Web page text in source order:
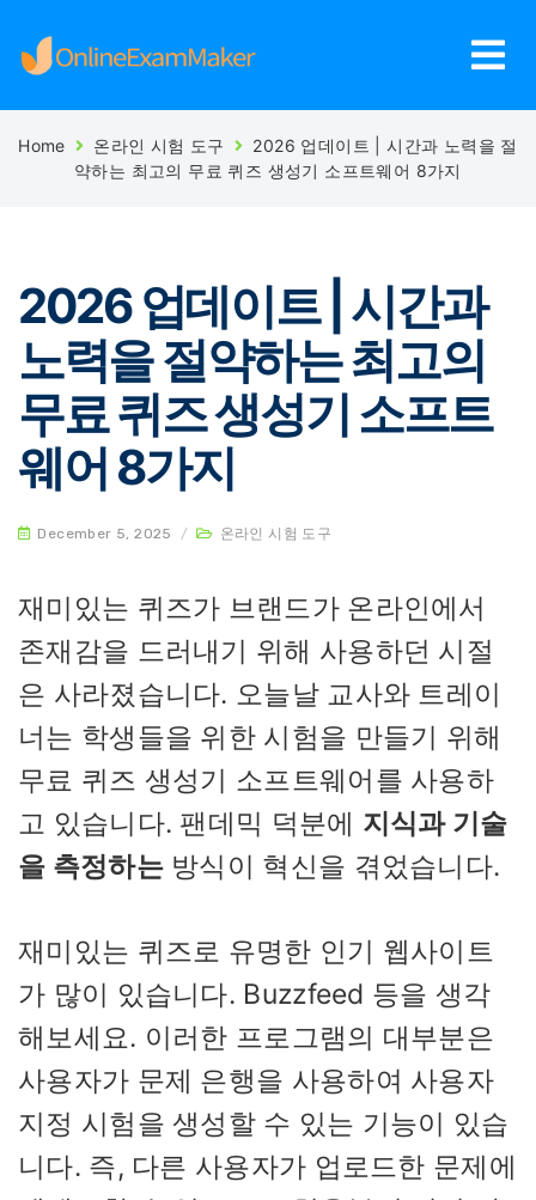
Home 온라인 시험 도구
2026 업데이트 | 시간과 노력을 절
약하는 최고의 무료 퀴즈 생성기 소프트웨어 8가지
2026 업데이트 | 시간과
노력을 절약하는 최고의
무료 퀴즈 생성기 소프트
웨어 8가지
December 5, 2025 / 온라인 시험 도구
재미있는 퀴즈가 브랜드가 온라인에서
존재감을 드러내기 위해 사용하던 시절
은 사라졌습니다. 오늘날 교사와 트레이
너는 학생들을 위한 시험을 만들기 위해
무료 퀴즈 생성기 소프트웨어를 사용하
고 있습니다. 팬데믹 덕분에 지식과 기술
을 측정하는방식이 혁신을 겪었습니다.
재미있는 퀴즈로 유명한 인기 웹사이트
가 많이 있습니다. Buzzfeed 등을 생각
해보세요. 이러한 프로그램의 대부분은
사용자가 문제 은행을 사용하여 사용자
지정 시험을 생성할 수 있는 기능이 있습
니다. 즉, 다른 사용자가 업로드한 문제에